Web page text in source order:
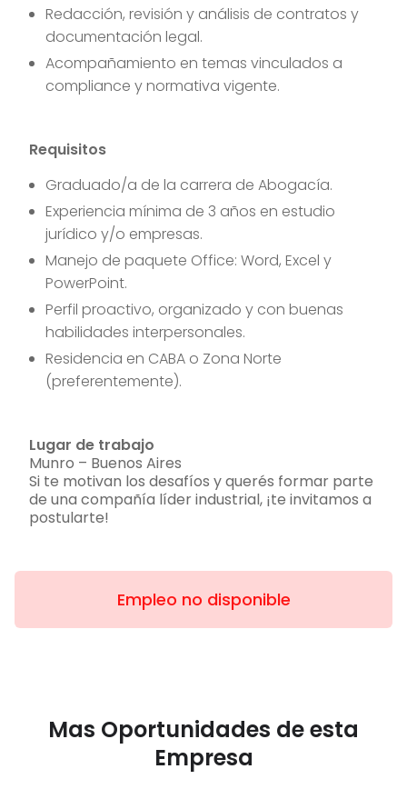
Redacción, revisión y análisis de contratos y
documentación legal.
Acompañamiento en temas vinculados a
compliance y normativa vigente.
Requisitos
Graduado/a de la carrera de Abogacía.
Experiencia mínima de 3 años en estudio
jurídico y/o empresas.
Manejo de paquete Office: Word, Excel y
PowerPoint.
Perfil proactivo, organizado y con buenas
habilidades interpersonales.
Residencia en CABA o Zona Norte
(preferentemente).
Lugar de trabajo
Munro – Buenos Aires
Si te motivan los desafíos y querés formar parte
de una compañía líder industrial, ¡te invitamos a
postularte!
Empleo no disponible
Mas Oportunidades de esta
Empresa